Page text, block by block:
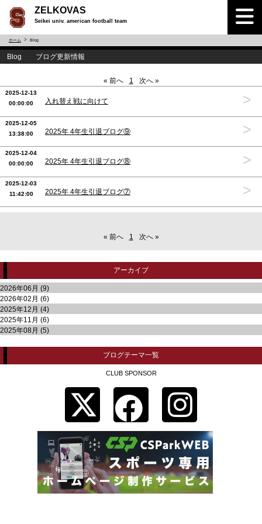
ZELKOVAS
Seikei univ. american football team
ホーム Blog
Blog ブログ更新情報
« 前へ 1 次へ »
2025-12-13
00:00:00
入れ替え戦に向けて >
2025-12-05
13:38:00
2025年 4年生引退ブログ⑨ >
2025-12-04
00:00:00
2025年 4年生引退ブログ⑧ >
2025-12-03
11:42:00
2025年 4年生引退ブログ⑦ >
« 前へ 1 次へ »
アーカイブ
2026年06月 (9)
2026年02月 (6)
2025年12月 (4)
2025年11月 (6)
2025年08月 (5)
ブログテーマ一覧
CLUB SPONSOR